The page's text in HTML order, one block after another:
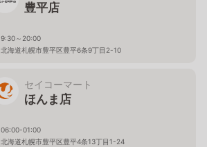
豊平店
9:30～20:00
北海道札幌市豊平区豊平6条9丁目2-10
セイコーマート
ほんま店
06:00-01:00
北海道札幌市豊平区豊平4条13丁目1-24